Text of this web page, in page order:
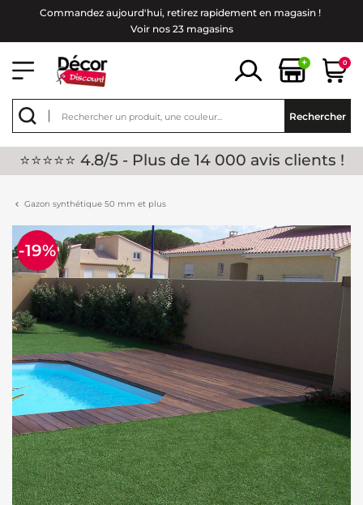
Commandez aujourd'hui, retirez rapidement en magasin !
Voir nos 23 magasins
+ 0
Rechercher
⭐⭐⭐⭐⭐ 4.8/5 - Plus de 14 000 avis clients !
Gazon synthétique 50 mm et plus
-19%